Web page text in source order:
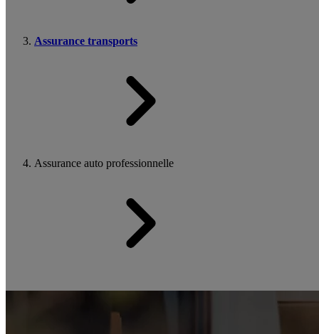
Assurance transports
Assurance auto professionnelle